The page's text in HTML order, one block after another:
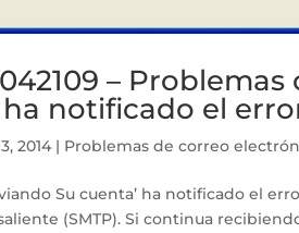
–
notificado el
2014 | Problemas de correo
Su cuenta’ ha notificado el
(SMTP). Si continua